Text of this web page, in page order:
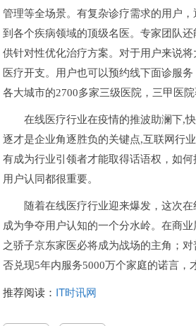
管理等全场景。有复杂诊疗需求的用户
到各个疾病领域的顶级名医。专家团队
供针对性优化治疗方案。对于用户来说
医疗开支。用户也可以预约线下面诊服
各大城市的2700多家三级医院，三甲医院
在线医疗行业在疫情的推波助澜下,
逐才是企业角逐胜负的关键点,互联网行
有成为行业引领者才能取得话语权，如
用户认同都很重要。
随着在线医疗行业迎来爆发，这次
成为争夺用户认知的一个分水岭。在商
之骄子京东家医必将成为战场的主角；
否兑现5年内服务5000万个家庭的诺言，
推荐阅读： IT时讯网